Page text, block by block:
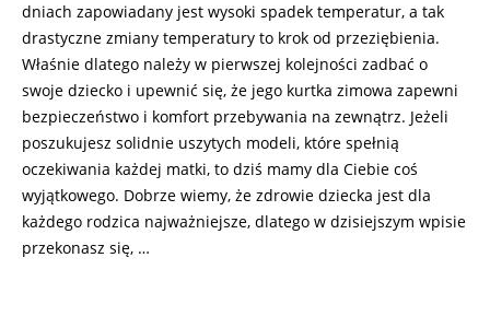
dniach zapowiadany jest wysoki spadek temperatur, a tak
drastyczne zmiany temperatury to krok od przeziębienia.
Właśnie dlatego należy w pierwszej kolejności zadbać o
swoje dziecko i upewnić się, że jego kurtka zimowa zapewni
bezpieczeństwo i komfort przebywania na zewnątrz. Jeżeli
poszukujesz solidnie uszytych modeli, które spełnią
oczekiwania każdej matki, to dziś mamy dla Ciebie coś
wyjątkowego. Dobrze wiemy, że zdrowie dziecka jest dla
każdego rodzica najważniejsze, dlatego w dzisiejszym wpisie
przekonasz się, …